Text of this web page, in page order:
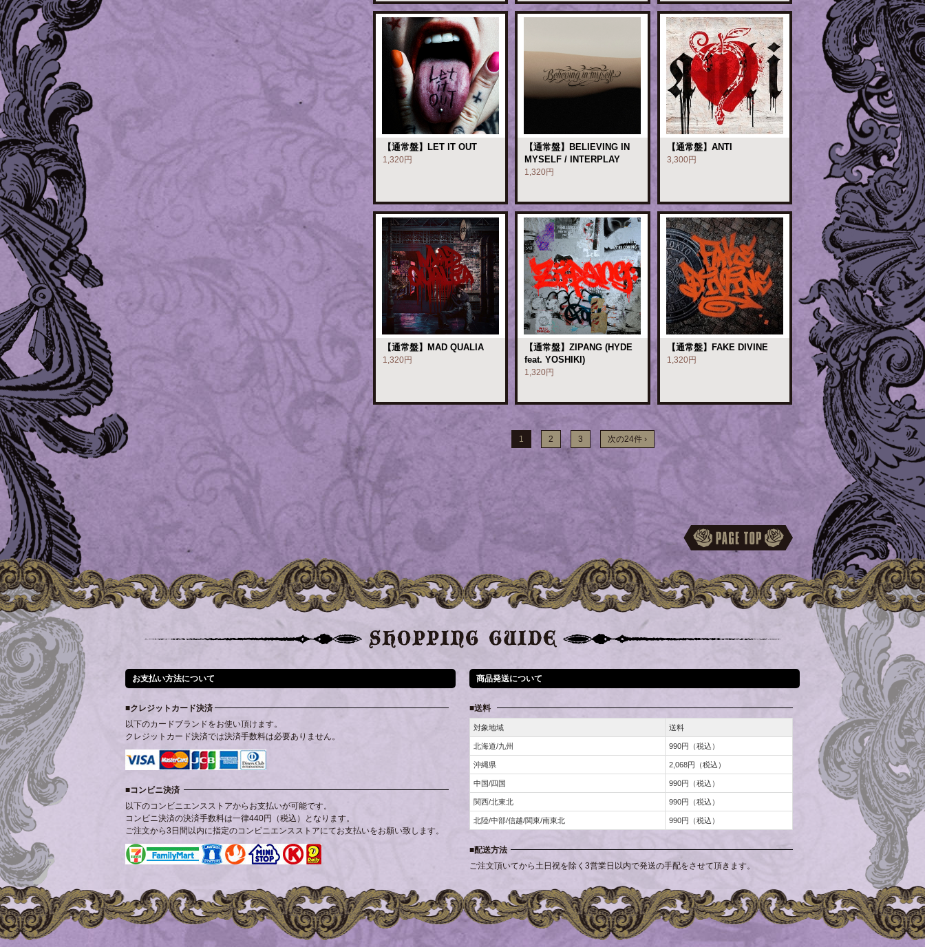
【通常盤】LET IT OUT
1,320円
【通常盤】BELIEVING IN
MYSELF / INTERPLAY
1,320円
【通常盤】ANTI
3,300円
【通常盤】MAD QUALIA
1,320円
【通常盤】ZIPANG (HYDE
feat. YOSHIKI)
1,320円
【通常盤】FAKE DIVINE
1,320円
1 2 3 次の24件 ›
お支払い方法について
クレジットカード決済
以下のカードブランドをお使い頂けます。
クレジットカード決済では決済手数料は必要ありません。
コンビニ決済
以下のコンビニエンスストアからお支払いが可能です。
コンビニ決済の決済手数料は一律440円（税込）となります。
ご注文から3日間以内に指定のコンビニエンスストアにてお支払いをお願い致します。
商品発送について
送料
対象地域 送料
北海道/九州 990円（税込）
沖縄県 2,068円（税込）
中国/四国 990円（税込）
関西/北東北 990円（税込）
北陸/中部/信越/関東/南東北 990円（税込）
配送方法
ご注文頂いてから土日祝を除く3営業日以内で発送の手配をさせて頂きます。